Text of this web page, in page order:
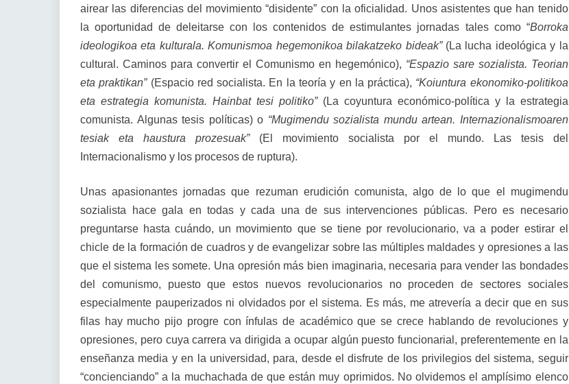
airear las diferencias del movimiento “disidente” con la oficialidad. Unos asistentes que han tenido
la oportunidad de deleitarse con los contenidos de estimulantes jornadas tales como “Borroka
ideologikoa eta kulturala. Komunismoa hegemonikoa bilakatzeko bideak”(La lucha ideológica y la
cultural. Caminos para convertir el Comunismo en hegemónico), “Espazio sare sozialista. Teorian
eta praktikan”(Espacio red socialista. En la teoría y en la práctica), “Koiuntura ekonomiko-politikoa
eta estrategia komunista. Hainbat tesi politiko”(La coyuntura económico-política y la estrategia
comunista. Algunas tesis políticas) o “Mugimendu sozialista mundu artean. Internazionalismoaren
tesiak eta haustura prozesuak”(El movimiento socialista por el mundo. Las tesis del
Internacionalismo y los procesos de ruptura).
Unas apasionantes jornadas que rezuman erudición comunista, algo de lo que el mugimendu
sozialista hace gala en todas y cada una de sus intervenciones públicas. Pero es necesario
preguntarse hasta cuándo, un movimiento que se tiene por revolucionario, va a poder estirar el
chicle de la formación de cuadros y de evangelizar sobre las múltiples maldades y opresiones a las
que el sistema les somete. Una opresión más bien imaginaria, necesaria para vender las bondades
del comunismo, puesto que estos nuevos revolucionarios no proceden de sectores sociales
especialmente pauperizados ni olvidados por el sistema. Es más, me atrevería a decir que en sus
filas hay mucho pijo progre con ínfulas de académico que se crece hablando de revoluciones y
opresiones, pero cuya carrera va dirigida a ocupar algún puesto funcionarial, preferentemente en la
enseñanza media y en la universidad, para, desde el disfrute de los privilegios del sistema, seguir
“concienciando” a la muchachada de que están muy oprimidos. No olvidemos el amplísimo elenco